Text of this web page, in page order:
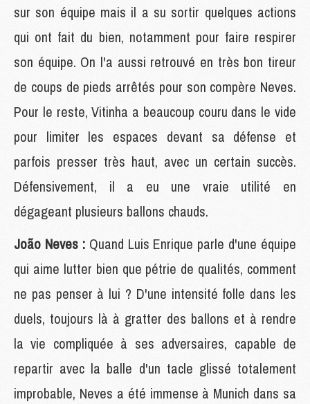
sur son équipe mais il a su sortir quelques actions
qui ont fait du bien, notamment pour faire respirer
son équipe. On l'a aussi retrouvé en très bon tireur
de coups de pieds arrêtés pour son compère Neves.
Pour le reste, Vitinha a beaucoup couru dans le vide
pour limiter les espaces devant sa défense et
parfois presser très haut, avec un certain succès.
Défensivement, il a eu une vraie utilité en
dégageant plusieurs ballons chauds.
João Neves : Quand Luis Enrique parle d'une équipe
qui aime lutter bien que pétrie de qualités, comment
ne pas penser à lui ? D'une intensité folle dans les
duels, toujours là à gratter des ballons et à rendre
la vie compliquée à ses adversaires, capable de
repartir avec la balle d'un tacle glissé totalement
improbable, Neves a été immense à Munich dans sa